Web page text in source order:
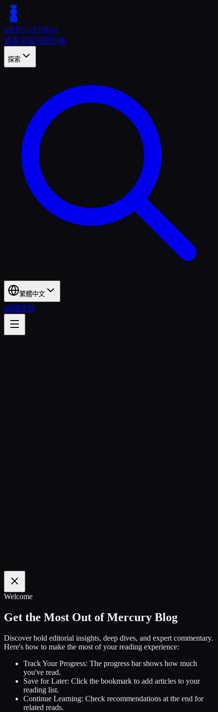
MERCURYBlog
首頁文章分類作者
探索
繁體中文
返回首頁
100 %
Welcome
Get the Most Out of Mercury Blog
Discover bold editorial insights, deep dives, and expert commentary.
Here's how to make the most of your reading experience:
Track Your Progress: The progress bar shows how much
you've read.
Save for Later: Click the bookmark to add articles to your
reading list.
Continue Learning: Check recommendations at the end for
related reads.